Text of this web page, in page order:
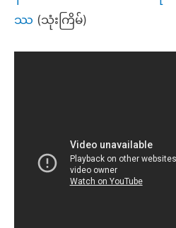
ဿ (သုံးကြိမ်)